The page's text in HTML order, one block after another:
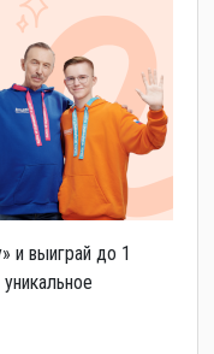
и выиграй до 1